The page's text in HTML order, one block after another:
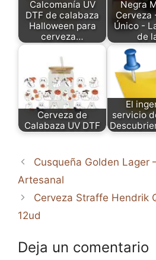
Calcomanía UV
DTF de calabaza
Halloween para
cerveza…
Negra
Cerveza
Único -
de
Cerveza de
Calabaza UV DTF
El
servicio
Cusqueña Golden Lager
Artesanal
Cerveza Straffe Hendrik
12ud
Deja un comentario